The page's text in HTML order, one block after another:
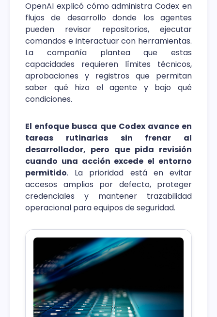
OpenAI explicó cómo administra Codex en
flujos de desarrollo donde los agentes
pueden revisar repositorios, ejecutar
comandos e interactuar con herramientas.
La compañía plantea que estas
capacidades requieren límites técnicos,
aprobaciones y registros que permitan
saber qué hizo el agente y bajo qué
condiciones.
El enfoque busca que Codex avance en
tareas rutinarias sin frenar al
desarrollador, pero que pida revisión
cuando una acción excede el entorno
permitido. La prioridad está en evitar
accesos amplios por defecto, proteger
credenciales y mantener trazabilidad
operacional para equipos de seguridad.